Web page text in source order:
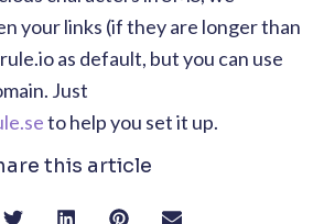
your links (if they are longer than
as default, but you can use
Just
to help you set it up.
this article